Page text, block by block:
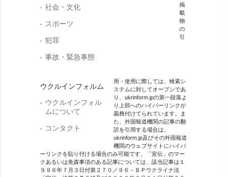
社会・文化
スポーツ
犯罪
事故・緊急事態
ウクルインフォルム
ウクルインフォル
ムについて
コンタクト
掲
載
物
の
引
用・使用に際しては、検索シ
ステムに対してオープンであ
り、ukrinform.jpの第一段落よ
り上部へのハイパーリンクが
義務付けてられています。ま
た、外国報道機関の記事の翻
訳を引用する場合は、
ukrinform.jp及びその外国報道
機関のウェブサイトにハイパ
ーリンクを貼り付ける場合のみ可能です。「宣伝」のマー
クあるいは免責事項のある記事については、該当記事は１
９９６年７月３日付第２７０／９６－ＢＰウクライナ法